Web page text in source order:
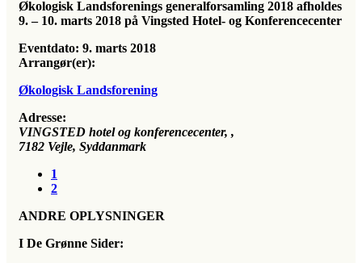
Økologisk Landsforenings generalforsamling 2018 afholdes
9. – 10. marts 2018 på Vingsted Hotel- og Konferencecenter
Eventdato: 9. marts 2018
Arrangør(er):
Økologisk Landsforening
Adresse:
VINGSTED hotel og konferencecenter, ,
7182 Vejle, Syddanmark
1
2
ANDRE OPLYSNINGER
I De Grønne Sider: